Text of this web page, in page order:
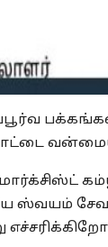
மார்க்சிஸ்ட்
ஸ்வயம்